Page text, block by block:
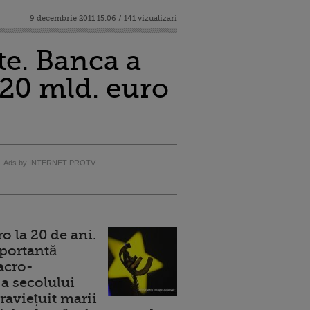
9 decembrie 2011 15:06 / 141 vizualizari
Banca a
mld. euro
Ads by INTERNET PROTV
la 20 de ani.
secolului
marii